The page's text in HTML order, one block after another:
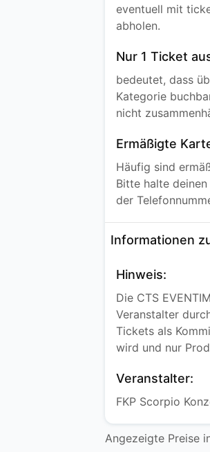
eventuell mit
abholen.
Nur 1 Ticket
bedeutet, dass
Kategorie
nicht
Ermäßigte
Häufig sind
Bitte halte
der
Informationen
Hinweis:
Die CTS
Veranstalter
Tickets als
wird und nur
Veranstalter:
FKP Scorpio
Angezeigte Preise